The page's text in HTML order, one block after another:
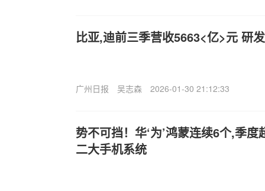
比亚,迪前三季营收5663<亿>元 研
广州日报 吴志森 2026-01-30 21:12:33
势不可挡！华‘为’鸿蒙连续6个,季
二大手机系统